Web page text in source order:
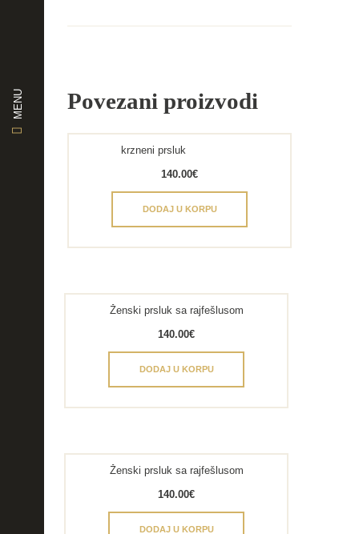
MENU Povezani proizvodi
krzneni prsluk
140.00€
DODAJ U KORPU
Ženski prsluk sa rajfešlusom
140.00€
DODAJ U KORPU
Ženski prsluk sa rajfešlusom
140.00€
DODAJ U KORPU